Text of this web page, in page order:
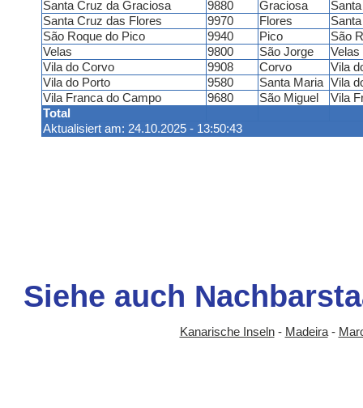
Total
Aktualisiert am: 24.10.2025 - 13:50:43
Santa Cruz da Graciosa
9880 Graciosa
Santa Cruz das Flores
9970 Flores
São Roque do Pico
9940 Pico
São
Velas
9800 São Jorge
Velas
Vila do Corvo
9908 Corvo
Vila
Vila do Porto
9580 Santa Maria Vila
Vila Franca do Campo
9680 São Miguel Vila
Siehe auch
Kanarische Inseln- Madeira-